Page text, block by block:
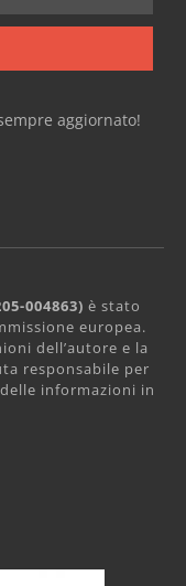
aggiornato!
004863) è stato
europea.
dell’autore e la
responsabile per
informazioni in